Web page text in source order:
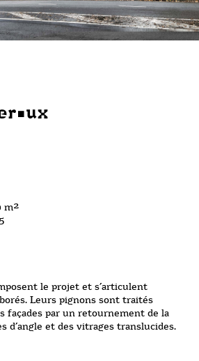
m²
le projet et s’articulent
Leurs pignons sont traités
façades par un retournement de la
d’angle et des vitrages translucides.